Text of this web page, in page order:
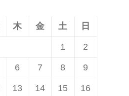
木 金 土 日
1 2
6 7 8 9
13 14 15 16